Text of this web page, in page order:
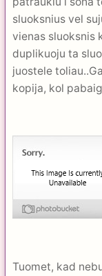
sluoksnius vel
vienas sluoksnis
duplikuoju ta
juostele
kopija, kol
Tuomet, kad